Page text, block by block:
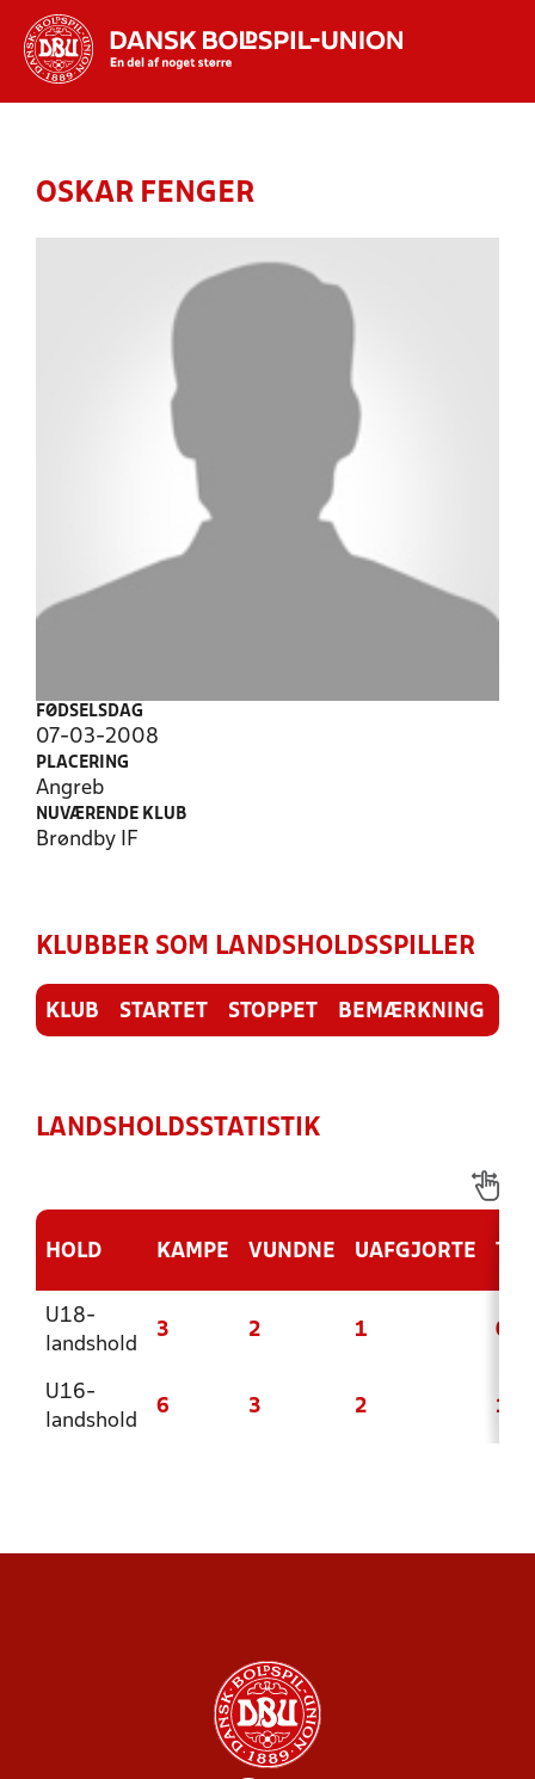
OSKAR FENGER
FØDSELSDAG
07-03-2008
PLACERING
Angreb
NUVÆRENDE KLUB
Brøndby IF
KLUBBER SOM LANDSHOLDSSPILLER
KLUB STARTET STOPPET BEMÆRKNING
LANDSHOLDSSTATISTIK
HOLD KAMPE VUNDNE UAFGJORTE
U18-
landshold
3 2 1 0
U16-
landshold
6 3 2 1